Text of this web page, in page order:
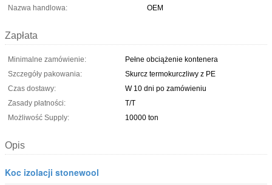
Nazwa handlowa:
OEM
Zapłata
Minimalne zamówienie:
Pełne obciążenie kontenera
Szczegóły pakowania:
Skurcz termokurczliwy z PE
Czas dostawy:
W 10 dni po zamówieniu
Zasady płatności:
T/T
Możliwość Supply:
10000 ton
Opis
Koc izolacji stonewool